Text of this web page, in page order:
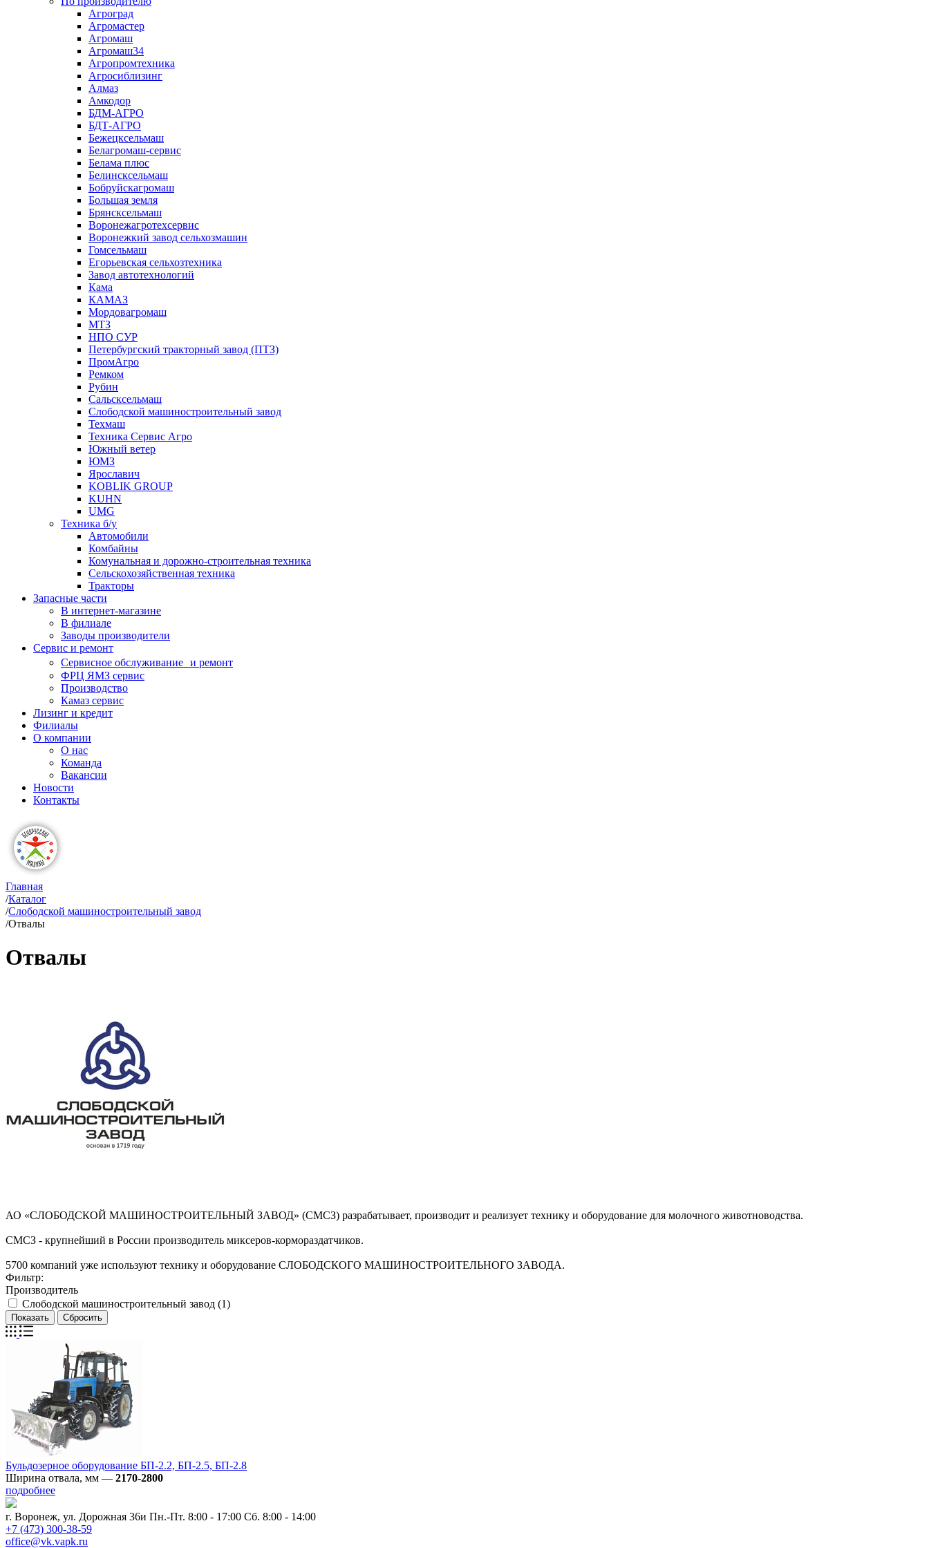
Агроград
Агромастер
Агромаш
Агромаш34
Агропромтехника
Агросиблизинг
Алмаз
Амкодор
БДМ-АГРО
БДТ-АГРО
Бежецксельмаш
Белагромаш-сервис
Белама плюс
Белинсксельмаш
Бобруйскагромаш
Большая земля
Брянсксельмаш
Воронежагротехсервис
Воронежкий завод сельхозмашин
Гомсельмаш
Егорьевская сельхозтехника
Завод автотехнологий
Кама
КАМАЗ
Мордовагромаш
МТЗ
НПО СУР
Петербургский тракторный завод (ПТЗ)
ПромАгро
Ремком
Рубин
Сальскcельмаш
Слободской машиностроительный завод
Техмаш
Техника Сервис Агро
Южный ветер
ЮМЗ
Ярославич
KOBLIK GROUP
KUHN
UMG
Техника б/у
Автомобили
Комбайны
Комунальная и дорожно-строительная техника
Сельскохозяйственная техника
Тракторы
Запасные части
В интернет-магазине
В филиале
Заводы производители
Сервис и ремонт
Сервисное обслуживание и ремонт
ФРЦ ЯМЗ сервис
Производство
Камаз сервис
Лизинг и кредит
Филиалы
О компании
О нас
Команда
Вакансии
Новости
Контакты
Главная
/Каталог
/Слободской машиностроительный завод
/Отвалы
Отвалы
АО «СЛОБОДСКОЙ МАШИНОСТРОИТЕЛЬНЫЙ ЗАВОД» (СМСЗ) разрабатывает, производит и реализует технику и оборудование для молочного животноводства.
СМСЗ - крупнейший в России производитель миксеров-кормораздатчиков.
5700 компаний уже используют технику и оборудование СЛОБОДСКОГО МАШИНОСТРОИТЕЛЬНОГО ЗАВОДА.
Фильтр:
Производитель
Слободской машиностроительный завод (1)
Бульдозерное оборудование БП-2.2, БП-2.5, БП-2.8
Ширина отвала, мм — 2170-2800
подробнее
г. Воронеж, ул. Дорожная 36и Пн.-Пт. 8:00 - 17:00 Сб. 8:00 - 14:00
+7 (473) 300-38-59
office@vk.vapk.ru